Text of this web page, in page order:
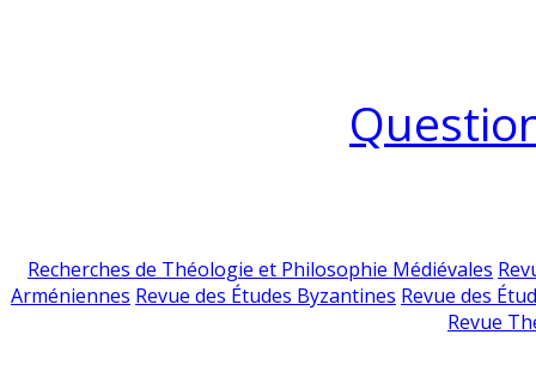
Recherches de Théologie et Philosophie Médiévales
Arméniennes Revue des Études Byzantines Revue des
Revue